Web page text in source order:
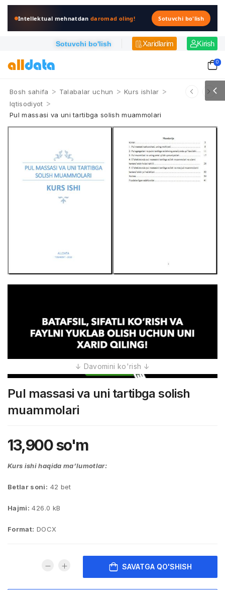
Intellektual mehnatdandaromad oling! Sotuvchi bo'lish
Sotuvchi bo'lish Xaridlarim Kirish
0
Bosh sahifa > Talabalar uchun > Kurs ishlar >
Iqtisodiyot >
Pul massasi va uni tartibga solish muammolari
Pul massasi va uni tartibga solish
muammolari
13,900so'm
Kurs ishi haqida ma’lumotlar:
Betlar soni: 42 bet
Hajmi: 426.0 kB
Format: DOCX
SAVATGA QO'SHISH